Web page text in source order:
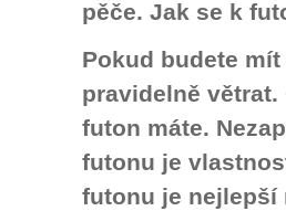
pěče. Jak se k
Pokud budete
pravidelně
futon máte.
futonu je
futonu je nejlepší